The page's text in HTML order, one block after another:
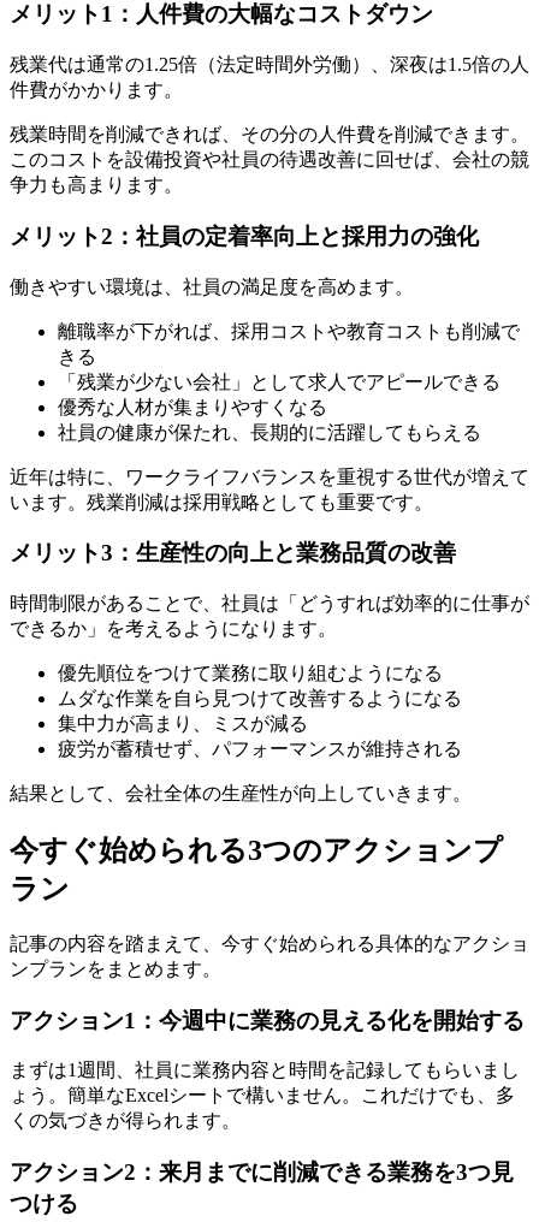
メリット1：人件費の大幅なコストダウン
残業代は通常の1.25倍（法定時間外労働）、深夜は1.5倍の人
件費がかかります。
残業時間を削減できれば、その分の人件費を削減できます。
このコストを設備投資や社員の待遇改善に回せば、会社の競
争力も高まります。
メリット2：社員の定着率向上と採用力の強化
働きやすい環境は、社員の満足度を高めます。
離職率が下がれば、採用コストや教育コストも削減で
きる
「残業が少ない会社」として求人でアピールできる
優秀な人材が集まりやすくなる
社員の健康が保たれ、長期的に活躍してもらえる
近年は特に、ワークライフバランスを重視する世代が増えて
います。残業削減は採用戦略としても重要です。
メリット3：生産性の向上と業務品質の改善
時間制限があることで、社員は「どうすれば効率的に仕事が
できるか」を考えるようになります。
優先順位をつけて業務に取り組むようになる
ムダな作業を自ら見つけて改善するようになる
集中力が高まり、ミスが減る
疲労が蓄積せず、パフォーマンスが維持される
結果として、会社全体の生産性が向上していきます。
今すぐ始められる3つのアクションプ
ラン
記事の内容を踏まえて、今すぐ始められる具体的なアクショ
ンプランをまとめます。
アクション1：今週中に業務の見える化を開始する
まずは1週間、社員に業務内容と時間を記録してもらいまし
ょう。簡単なExcelシートで構いません。これだけでも、多
くの気づきが得られます。
アクション2：来月までに削減できる業務を3つ見
つける